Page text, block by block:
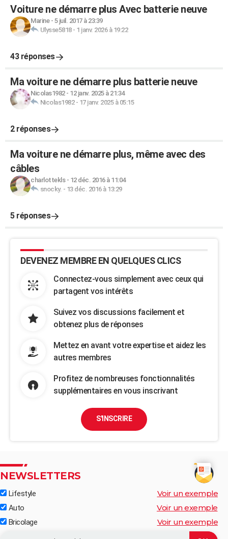
Voiture ne démarre plus Avec batterie neuve
Marine- 5 juil. 2017 à 23:39
Ulysse5818- 1 janv. 2026 à 19:22
43 réponses
Ma voiture ne démarre plus batterie neuve
Nicolas1982- 12 janv. 2025 à 21:34
Nicolas1982- 17 janv. 2025 à 05:15
2 réponses
Ma voiture ne démarre plus, même avec des
câbles
charlottekls- 12 déc. 2016 à 11:04
snocky. - 13 déc. 2016 à 13:29
5 réponses
DEVENEZ MEMBRE EN QUELQUES CLICS
Connectez-vous simplement avec ceux qui
partagent vos intérêts
Suivez vos discussions facilement et
obtenez plus de réponses
Mettez en avant votre expertise et aidez les
autres membres
Profitez de nombreuses fonctionnalités
supplémentaires en vous inscrivant
S'INSCRIRE
NEWSLETTERS
Lifestyle Voir un exemple
Auto Voir un exemple
Bricolage Voir un exemple